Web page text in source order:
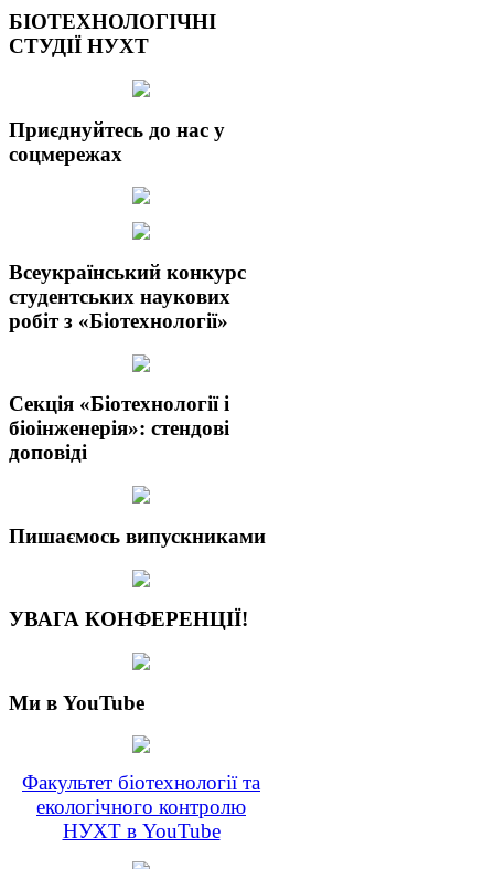
БІОТЕХНОЛОГІЧНІ
СТУДІЇ НУХТ
Приєднуйтесь до нас у
соцмережах
Всеукраїнський конкурс
студентських наукових
робіт з «Біотехнології»
Секція «Біотехнології і
біоінженерія»: стендові
доповіді
Пишаємось випускниками
УВАГА КОНФЕРЕНЦІЇ!
Ми в YouTube
Факультет біотехнології та
екологічного контролю
НУХТ в YouTube